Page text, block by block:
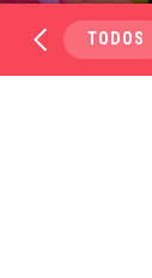
TODOS